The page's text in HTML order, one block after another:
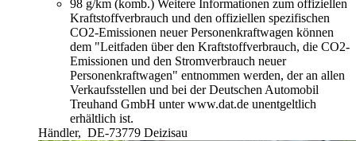
98 g/km (komb.) Weitere Informationen zum offiziellen
Kraftstoffverbrauch und den offiziellen spezifischen
CO2-Emissionen neuer Personenkraftwagen können
dem "Leitfaden über den Kraftstoffverbrauch, die CO2-
Emissionen und den Stromverbrauch neuer
Personenkraftwagen" entnommen werden, der an allen
Verkaufsstellen und bei der Deutschen Automobil
Treuhand GmbH unter www.dat.de unentgeltlich
erhältlich ist.
Händler, DE-73779 Deizisau